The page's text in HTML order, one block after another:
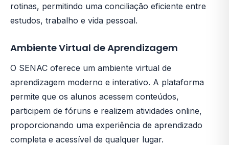
rotinas, permitindo uma conciliação eficiente entre
estudos, trabalho e vida pessoal.
Ambiente Virtual de Aprendizagem
O SENAC oferece um ambiente virtual de
aprendizagem moderno e interativo. A plataforma
permite que os alunos acessem conteúdos,
participem de fóruns e realizem atividades online,
proporcionando uma experiência de aprendizado
completa e acessível de qualquer lugar.